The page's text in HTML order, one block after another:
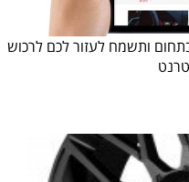
ותשמח לעזור לכם לרכוש